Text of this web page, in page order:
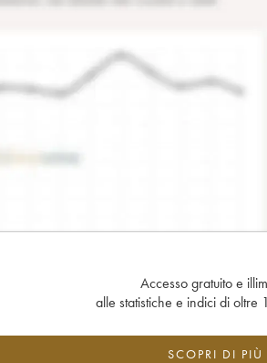
Accesso gratuito e
alle statistiche e indici di oltre
SCOPRI DI PIÙ